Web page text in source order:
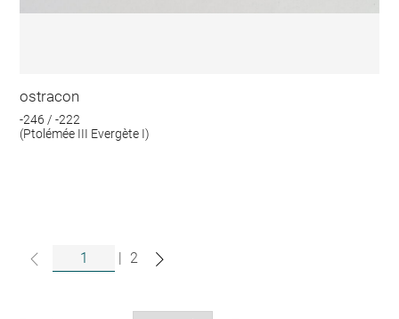
ostracon
-246 / -222
(Ptolémée III Evergète I)
| 2